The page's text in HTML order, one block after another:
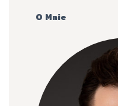
O Mnie